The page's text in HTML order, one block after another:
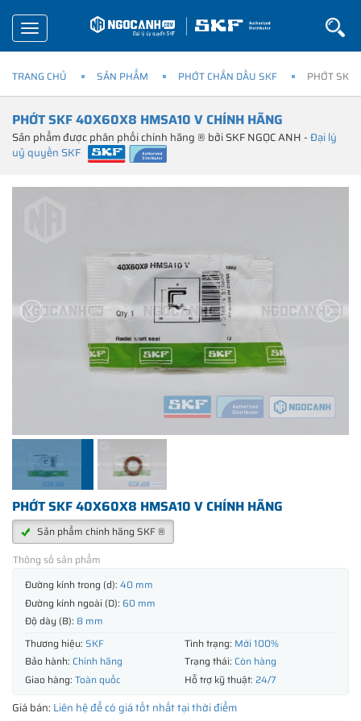
Toggle
navigation
TRANG CHỦ SẢN PHẨM PHỚT CHẮN DẦU SKF PHỚT SKF
PHỚT SKF 40X60X8 HMSA10 V CHÍNH HÃNG
Sản phẩm được phân phối chính hãng ® bởi SKF NGỌC ANH -Đại lý
uỷ quyền SKF
PHỚT SKF 40X60X8 HMSA10 V CHÍNH HÃNG
Sản phẩm chính hãng SKF ®
Thông số sản phẩm
Đường kính trong (d): 40 mm
Đường kính ngoài (D): 60 mm
Độ dày (B): 8 mm
Thương hiệu: SKF Tình trạng: Mới 100%
Bảo hành: Chính hãng Trạng thái: Còn hàng
Giao hàng: Toàn quốc Hỗ trợ kỹ thuật: 24/7
Giá bán: Liên hệ để có giá tốt nhất tại thời điểm